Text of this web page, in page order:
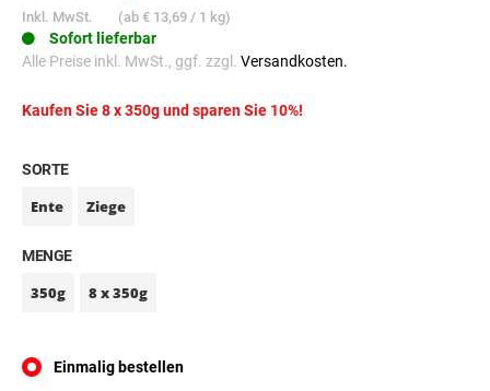
Inkl. MwSt. (ab € 13,69 / 1 kg)
Sofort lieferbar
Alle Preise inkl. MwSt., ggf. zzgl. Versandkosten.
Kaufen Sie 8 x 350g und sparen Sie 10%!
SORTE
Ente Ziege
MENGE
350g 8 x 350g
Einmalig bestellen